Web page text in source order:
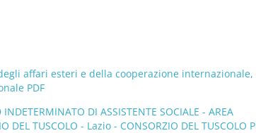
affari esteri e della cooperazione internazionale,
PDF
DI ASSISTENTE SOCIALE - AREA
DEL TUSCOLO - Lazio - CONSORZIO DEL TUSCOLO